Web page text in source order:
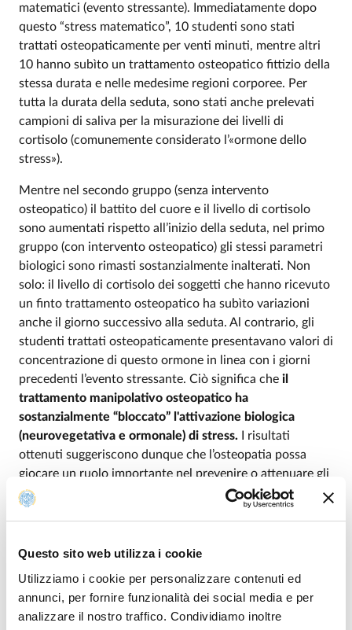
Questo sito web utilizza i cookie
Utilizziamo i cookie per personalizzare contenuti ed
annunci, per fornire funzionalità dei social media e per
analizzare il nostro traffico. Condividiamo inoltre
matematici (evento stressante). Immediatamente dopo
questo “stress matematico”, 10 studenti sono stati
trattati osteopaticamente per venti minuti, mentre altri
10 hanno subìto un trattamento osteopatico fittizio della
stessa durata e nelle medesime regioni corporee. Per
tutta la durata della seduta, sono stati anche prelevati
campioni di saliva per la misurazione dei livelli di
cortisolo (comunemente considerato l’«ormone dello
stress»).
Mentre nel secondo gruppo (senza intervento
osteopatico) il battito del cuore e il livello di cortisolo
sono aumentati rispetto all’inizio della seduta, nel primo
gruppo (con intervento osteopatico) gli stessi parametri
biologici sono rimasti sostanzialmente inalterati. Non
solo: il livello di cortisolo dei soggetti che hanno ricevuto
un finto trattamento osteopatico ha subìto variazioni
anche il giorno successivo alla seduta. Al contrario, gli
studenti trattati osteopaticamente presentavano valori di
concentrazione di questo ormone in linea con i giorni
precedenti l’evento stressante. Ciò significa che il
trattamento manipolativo osteopatico ha
sostanzialmente “bloccato” l'attivazione biologica
(neurovegetativa e ormonale) di stress. I risultati
ottenuti suggeriscono dunque che l’osteopatia possa
giocare un ruolo importante nel prevenire o attenuare gli
effetti psicosomatici correlati allo stress.
del sistema nervoso autonomo è fondamentale. Dal momento che
esistono indicatori che mettono in relazione lo stress al sistema
neurovegetativo, è nata l'idea di indagare se il trattamento osteopatico,
tendendo all'equilibrio del sistema nervoso autonomo, avesse qualche